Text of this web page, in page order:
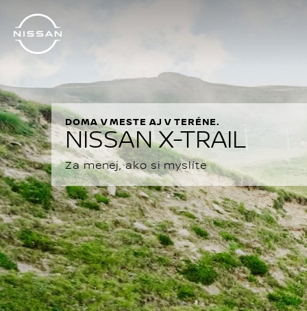
hlavný
obsah
NISSAN X-TRAIL
DOMA V MESTE AJ V TERÉNE.
Za menej, ako si myslíte